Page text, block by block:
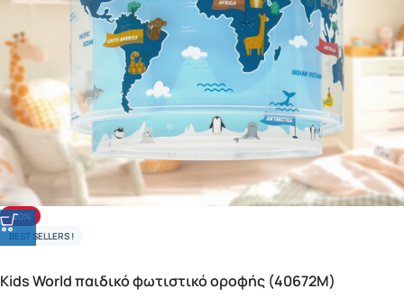
-20%
BEST SELLERS !
Kids World παιδικό φωτιστικό οροφής (40672M)